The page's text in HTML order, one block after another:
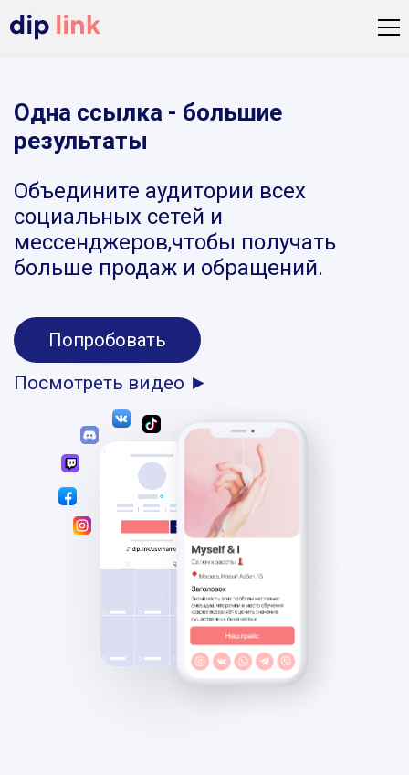
Одна ссылка - большие
результаты
Объедините аудитории всех
социальных сетей и
мессенджеров,чтобы получать
больше продаж и обращений.
Попробовать
Посмотреть видео ►